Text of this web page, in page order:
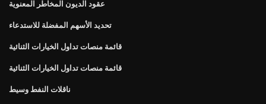
عقود الديون المخاطر المعنوية
تحديد الأسهم المفضلة للاستدعاء
قائمة منصات تداول الخيارات الثنائية
قائمة منصات تداول الخيارات الثنائية
ناقلات النفط وسيط